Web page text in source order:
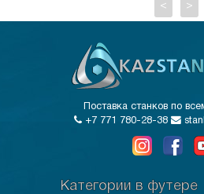
< >
Поставка станков по
+7 771 780-28-38
Категории в футере